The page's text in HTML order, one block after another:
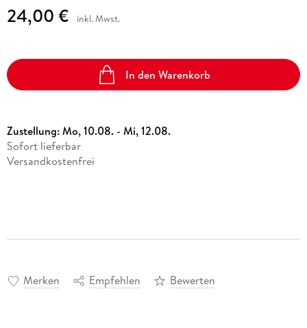
24,00 € inkl. Mwst.
In den Warenkorb
Zustellung:Mo, 10.08. - Mi, 12.08.
Sofort lieferbar
Versandkostenfrei
Merken Empfehlen Bewerten